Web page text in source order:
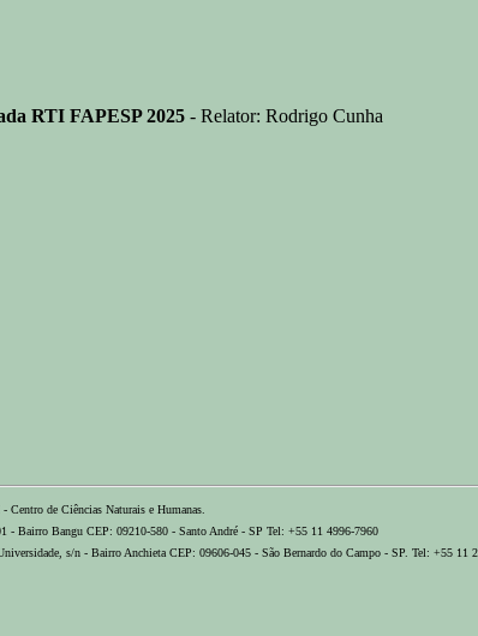
RTI FAPESP 2025 - Relator: Rodrigo Cunha
de Ciências Naturais e Humanas.
- Bairro Bangu CEP: 09210-580 - Santo André - SP Tel: +55 11 4996-7960
s/n - Bairro Anchieta CEP: 09606-045 - São Bernardo do Campo - SP. Tel: +55 11